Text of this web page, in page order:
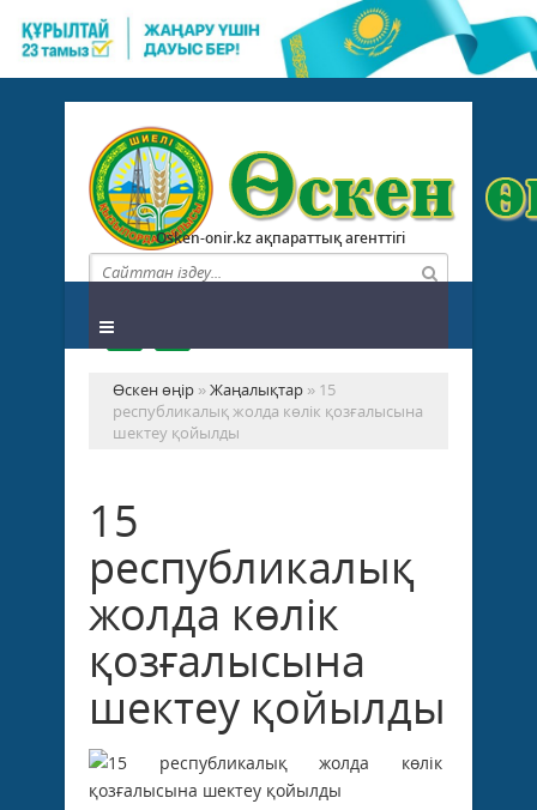
Osken-onir.kz ақпараттық агенттігі
Өскен өңір »Жаңалықтар » 15
республикалық жолда көлік қозғалысына
шектеу қойылды
15
республикалық
жолда көлік
қозғалысына
шектеу қойылды